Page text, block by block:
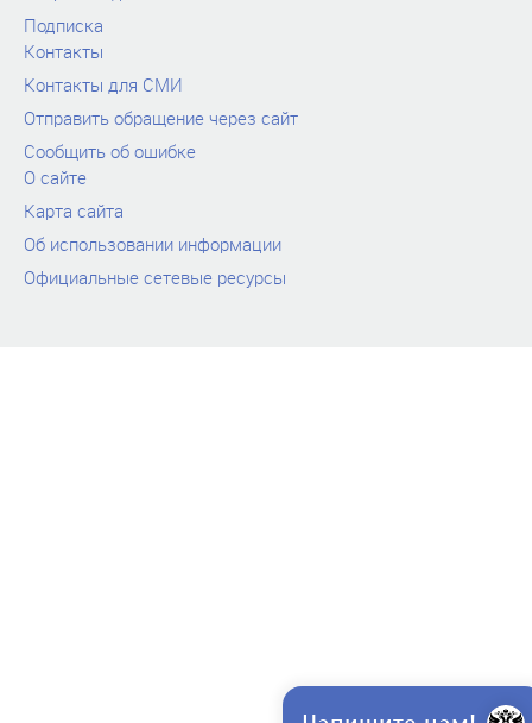
Подписка
Контакты
Контакты для СМИ
Отправить обращение через сайт
Сообщить об ошибке
О сайте
Карта сайта
Об использовании информации
Официальные сетевые ресурсы